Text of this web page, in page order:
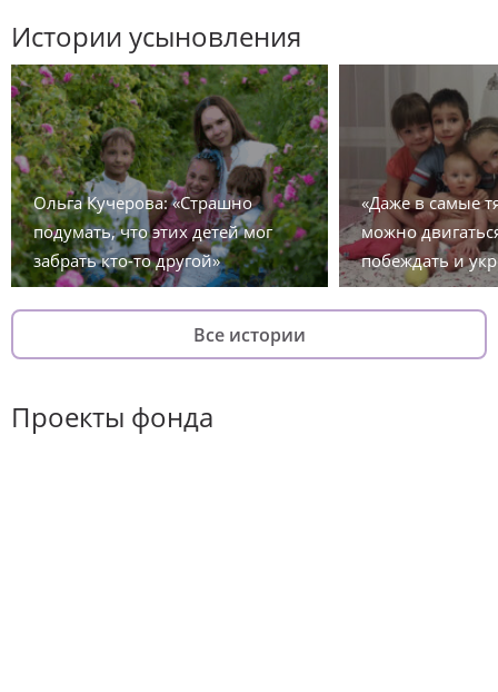
Истории усыновления
Ольга Кучерова: «Страшно
подумать, что этих детей мог
забрать кто-то другой»
«Даже в самые
можно
побеждать и
Все истории
Проекты фонда